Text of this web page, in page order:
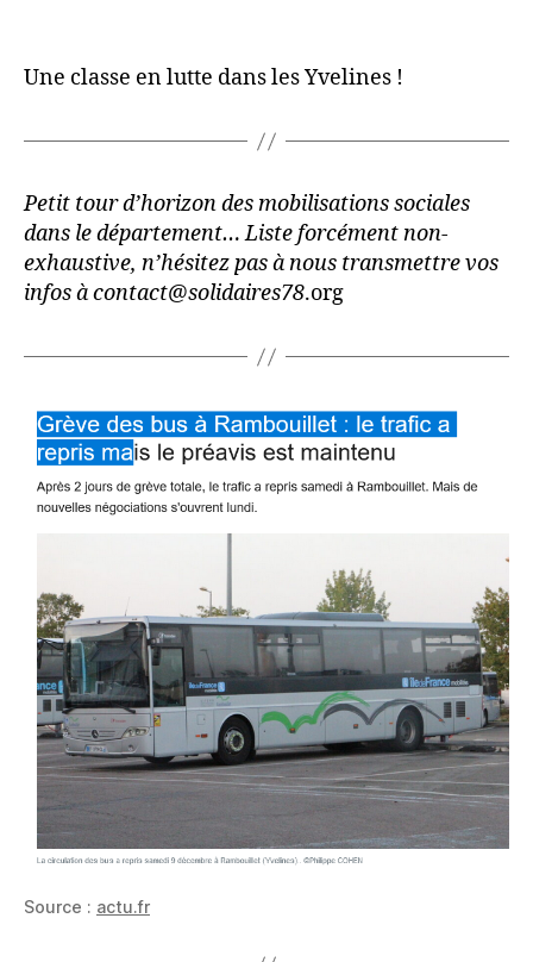
Une classe en lutte dans les Yvelines !
Petit tour d’horizon des mobilisations sociales
dans le département… Liste forcément non-
exhaustive, n’hésitez pas à nous transmettre vos
infos à contact@solidaires78.org
Source : actu.fr